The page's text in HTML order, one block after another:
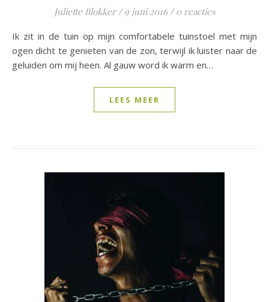
Juliette Blokker / 9 juni 2016 / 0 reacties
Ik zit in de tuin op mijn comfortabele tuinstoel met mijn
ogen dicht te genieten van de zon, terwijl ik luister naar de
geluiden om mij heen. Al gauw word ik warm en…
LEES MEER